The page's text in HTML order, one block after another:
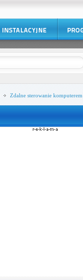
Zdalne sterowanie komputerem